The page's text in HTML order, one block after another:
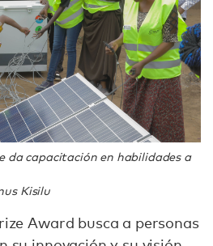
da capacitación en habilidades a
Kisilu
Award busca a personas